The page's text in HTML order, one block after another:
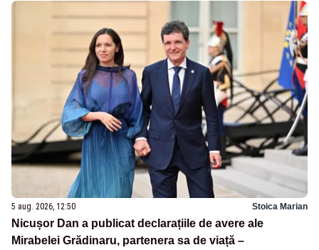
5 aug. 2026, 12:50 Stoica Marian
Nicușor Dan a publicat declarațiile de avere ale
Mirabelei Grădinaru, partenera sa de viață –